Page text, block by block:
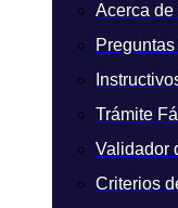
Acerca de
Trámite
Validador
Criterios